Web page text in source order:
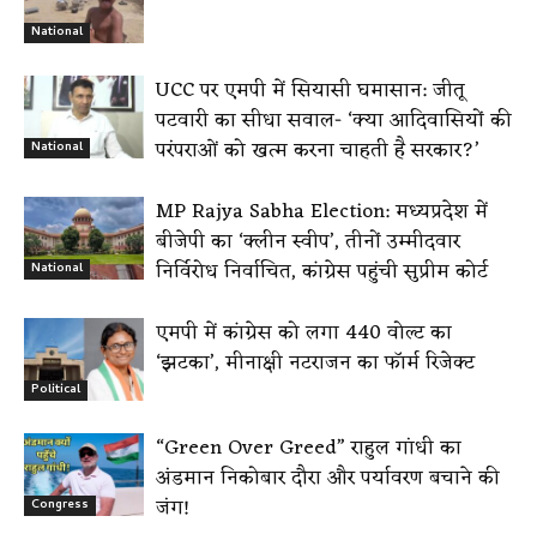
National
National
UCC पर एमपी में सियासी घमासान: जीतू
पटवारी का सीधा सवाल- ‘क्या आदिवासियों की
परंपराओं को खत्म करना चाहती है सरकार?’
National
MP Rajya Sabha Election: मध्यप्रदेश में
बीजेपी का ‘क्लीन स्वीप’, तीनों उम्मीदवार
निर्विरोध निर्वाचित, कांग्रेस पहुंची सुप्रीम कोर्ट
Political
एमपी में कांग्रेस को लगा 440 वोल्ट का
‘झटका’, मीनाक्षी नटराजन का फॉर्म रिजेक्ट
Congress
“Green Over Greed” राहुल गांधी का
अंडमान निकोबार दौरा और पर्यावरण बचाने की
जंग!